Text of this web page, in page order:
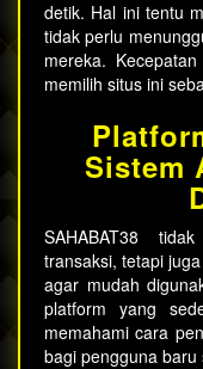
detik. Hal ini tentu
tidak perlu
mereka.
memilih situs ini
Sistem
SAHABAT38
transaksi, tetapi
agar mudah
platform yang
memahami cara
bagi pengguna baru